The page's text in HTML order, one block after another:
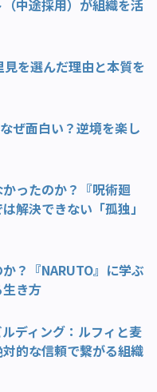
中途採用）が組織を活
見を選んだ理由と本質を
ぜ面白い？逆境を楽し
ったのか？『呪術廻
解決できない「孤独」
？『NARUTO』に学ぶ
き方
ディング：ルフィと麦
的な信頼で繋がる組織